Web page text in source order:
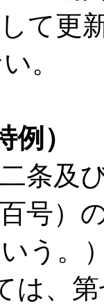
て更
。
例）
及び
号）
う。
、